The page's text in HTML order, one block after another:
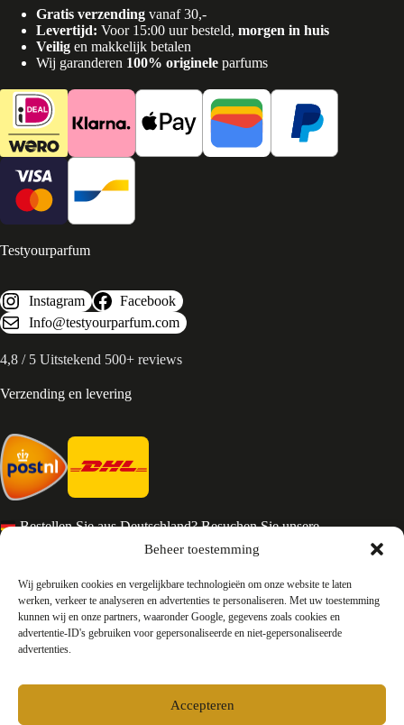
Beheer toestemming
Wij gebruiken cookies en vergelijkbare technologieën om onze website te laten
werken, verkeer te analyseren en advertenties te personaliseren. Met uw toestemming
kunnen wij en onze partners, waaronder Google, gegevens zoals cookies en
advertentie-ID's gebruiken voor gepersonaliseerde en niet-gepersonaliseerde
advertenties.
Accepteren
Gratis verzending vanaf 30,-
Levertijd: Voor 15:00 uur besteld, morgen in huis
Veilig en makkelijk betalen
Wij garanderen 100% originele parfums
Testyourparfum
Instagram
Facebook
Info@testyourparfum.com
4,8 / 5 Uitstekend 500+ reviews
Verzending en levering
Bestellen Sie aus Deutschland? Besuchen Sie unsere
Services en Contact
Algemene voorwaarden
Retourneren
Privacy
Contact